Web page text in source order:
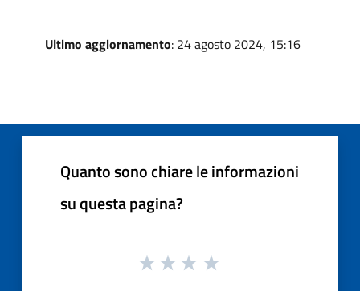
Ultimo aggiornamento: 24 agosto 2024, 15:16
Quanto sono chiare le informazioni
su questa pagina?